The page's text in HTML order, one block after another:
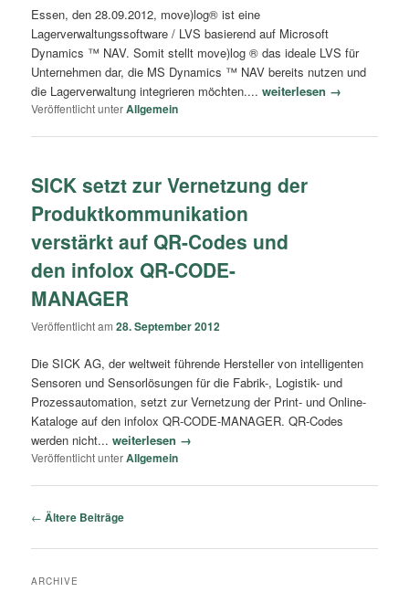
Essen, den 28.09.2012, move)log® ist eine
Lagerverwaltungssoftware / LVS basierend auf Microsoft
Dynamics ™ NAV. Somit stellt move)log ® das ideale LVS für
Unternehmen dar, die MS Dynamics ™ NAV bereits nutzen und
die Lagerverwaltung integrieren möchten....weiterlesen →
Veröffentlicht unterAllgemein
SICK setzt zur Vernetzung der
Produktkommunikation
verstärkt auf QR-Codes und
den infolox QR-CODE-
MANAGER
Veröffentlicht am28. September 2012
Die SICK AG, der weltweit führende Hersteller von intelligenten
Sensoren und Sensorlösungen für die Fabrik-, Logistik- und
Prozessautomation, setzt zur Vernetzung der Print- und Online-
Kataloge auf den infolox QR-CODE-MANAGER. QR-Codes
werden nicht...weiterlesen →
Veröffentlicht unterAllgemein
Artikelnavigation
← Ältere Beiträge
ARCHIVE